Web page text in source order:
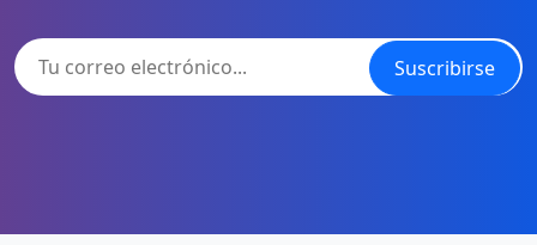
Suscribirse